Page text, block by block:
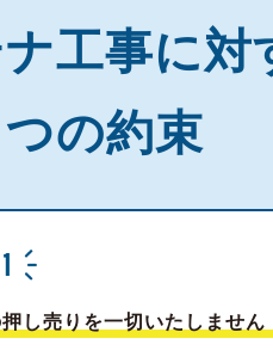
工事に対
の約束
し売りを一切いたしません